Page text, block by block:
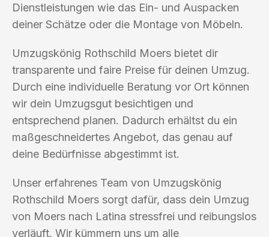
Dienstleistungen wie das Ein- und Auspacken
deiner Schätze oder die Montage von Möbeln.
Umzugskönig Rothschild Moers bietet dir
transparente und faire Preise für deinen Umzug.
Durch eine individuelle Beratung vor Ort können
wir dein Umzugsgut besichtigen und
entsprechend planen. Dadurch erhältst du ein
maßgeschneidertes Angebot, das genau auf
deine Bedürfnisse abgestimmt ist.
Unser erfahrenes Team von Umzugskönig
Rothschild Moers sorgt dafür, dass dein Umzug
von Moers nach Latina stressfrei und reibungslos
verläuft. Wir kümmern uns um alle